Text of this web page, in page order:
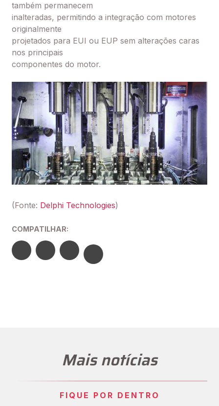
também permanecem
inalteradas, permitindo a integração com motores
originalmente
projetados para EUI ou EUP sem alterações caras
nos principais
componentes do motor.
(Fonte: Delphi Technologies)
COMPATILHAR:
Mais notícias
FIQUE POR DENTRO